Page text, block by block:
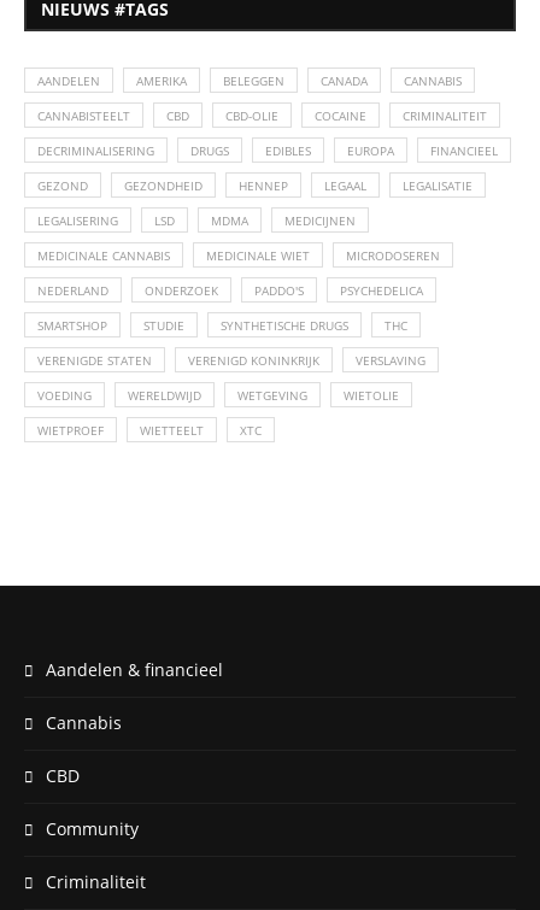
NIEUWS #TAGS
AANDELEN AMERIKA BELEGGEN CANADA CANNABIS
CANNABISTEELT CBD CBD-OLIE COCAINE CRIMINALITEIT
DECRIMINALISERING DRUGS EDIBLES EUROPA FINANCIEEL
GEZOND GEZONDHEID HENNEP LEGAAL LEGALISATIE
LEGALISERING LSD MDMA MEDICIJNEN
MEDICINALE CANNABIS MEDICINALE WIET MICRODOSEREN
NEDERLAND ONDERZOEK PADDO'S PSYCHEDELICA
SMARTSHOP STUDIE SYNTHETISCHE DRUGS THC
VERENIGDE STATEN VERENIGD KONINKRIJK VERSLAVING
VOEDING WERELDWIJD WETGEVING WIETOLIE
WIETPROEF WIETTEELT XTC
Aandelen & financieel
Cannabis
CBD
Community
Criminaliteit